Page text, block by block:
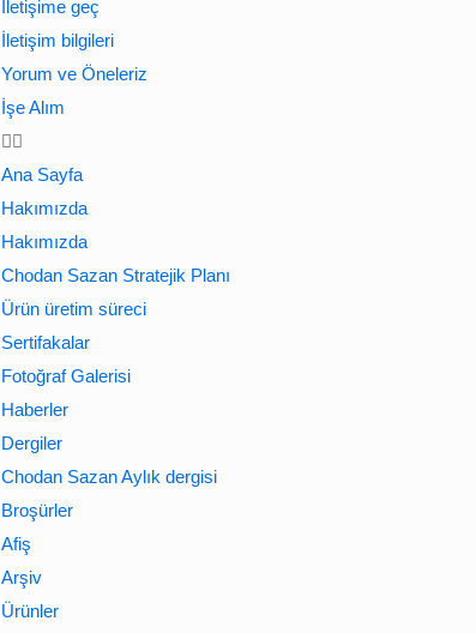
İletişime geç
İletişim bilgileri
Yorum ve Öneleriz
İşe Alım
Ana Sayfa
Hakımızda
Hakımızda
Chodan Sazan Stratejik Planı
Ürün üretim süreci
Sertifakalar
Fotoğraf Galerisi
Haberler
Dergiler
Chodan Sazan Aylık dergisi
Broşürler
Afiş
Arşiv
Ürünler